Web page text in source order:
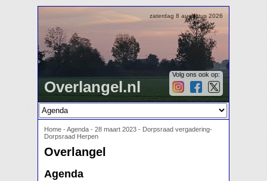
zaterdag 8 augustus 2026
Overlangel.nl
Volg ons ook op:
Home -Agenda - 28 maart 2023 - Dorpsraad vergadering-
Dorpsraad Herpen
Overlangel
Agenda